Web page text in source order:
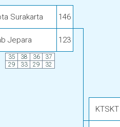
Surakarta 146
Jepara 123
35 38 36
37
29
33 29 32
KTSKT